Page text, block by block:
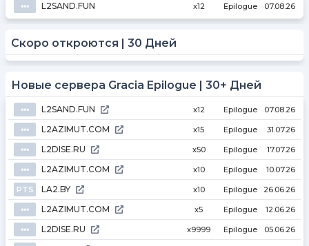
⦁⦁⦁ L2SAND.FUN x12 Epilogue 07.08.26
Скоро откроются | 30 Дней
Новые сервера Gracia Epilogue | 30+ Дней
⦁⦁⦁ L2SAND.FUN x12 Epilogue 07.08.26
⦁⦁⦁ L2AZIMUT.COM x15 Epilogue 31.07.26
⦁⦁⦁ L2DISE.RU x50 Epilogue 17.07.26
⦁⦁⦁ L2AZIMUT.COM x10 Epilogue 10.07.26
PTS LA2.BY x10 Epilogue 26.06.26
⦁⦁⦁ L2AZIMUT.COM x5 Epilogue 12.06.26
⦁⦁⦁ L2DISE.RU x9999 Epilogue 05.06.26